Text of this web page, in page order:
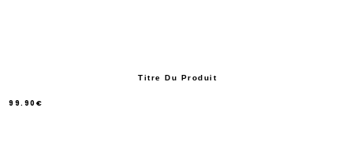
Titre Du Produit
99.90€